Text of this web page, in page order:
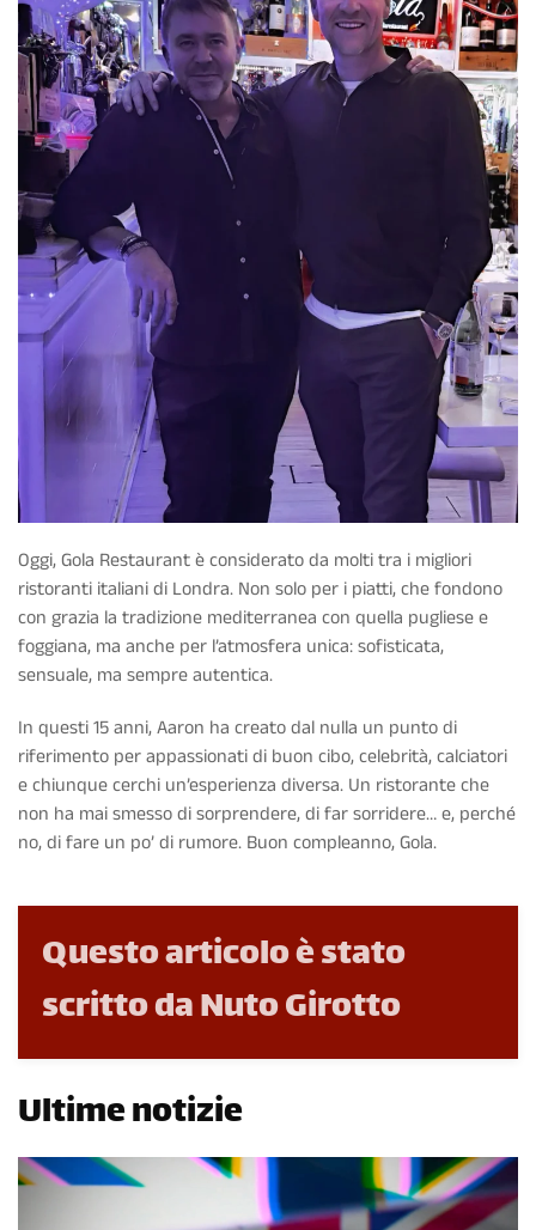
Oggi, Gola Restaurant è considerato da molti tra i migliori
ristoranti italiani di Londra. Non solo per i piatti, che fondono
con grazia la tradizione mediterranea con quella pugliese e
foggiana, ma anche per l’atmosfera unica: sofisticata,
sensuale, ma sempre autentica.
In questi 15 anni, Aaron ha creato dal nulla un punto di
riferimento per appassionati di buon cibo, celebrità, calciatori
e chiunque cerchi un’esperienza diversa. Un ristorante che
non ha mai smesso di sorprendere, di far sorridere… e, perché
no, di fare un po’ di rumore. Buon compleanno, Gola.
Questo articolo è stato
scritto da Nuto Girotto
Ultime notizie